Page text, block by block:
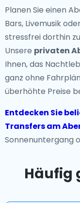
Planen Sie einen
Bars, Livemusik
stressfrei dorthin
Unsere privaten
Ihnen, das
ganz ohne
überhöhte Preise
Entdecken Sie
Transfers am
Sonnenuntergang
Häufig